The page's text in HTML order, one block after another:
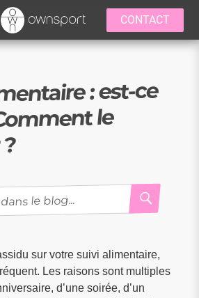
CONTACT
: est-ce
le
sur votre suivi alimentaire,
Les raisons sont multiples
d’une soirée, d’un